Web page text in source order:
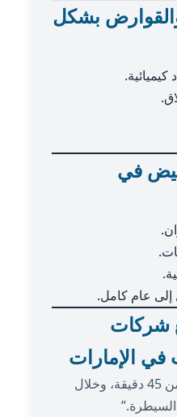
بشكل
في
عام كامل.
شركات
الإمارات
“الشركة وصلت في أقل من 45 دقيقة، وخلال